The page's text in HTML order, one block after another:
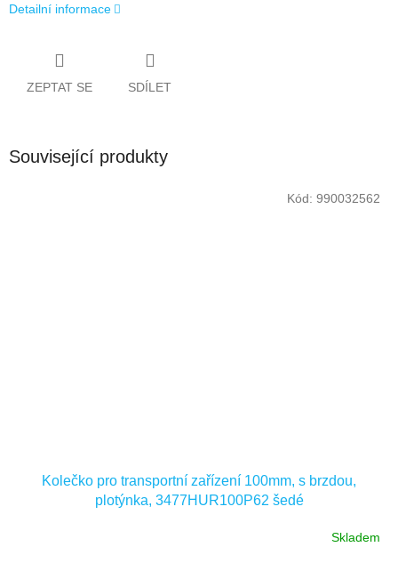
Detailní informace
ZEPTAT SE SDÍLET
Související produkty
Kolečko pro transportní zařízení 100mm, s brzdou,
plotýnka, 3477HUR100P62 šedé
Skladem
Kód: 990032562